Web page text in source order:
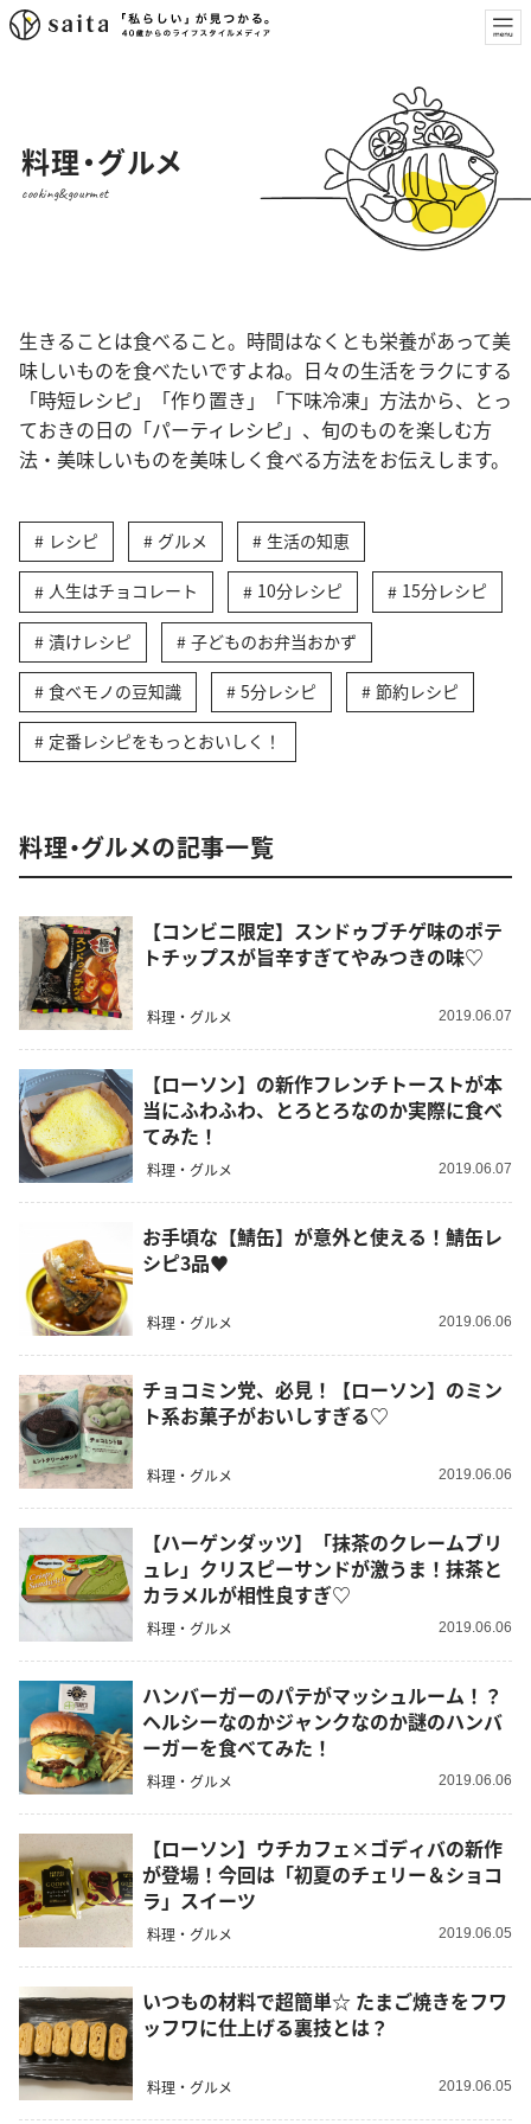
料理・グルメ
cooking&gourmet
生きることは食べること。時間はなくとも栄養があって美
味しいものを食べたいですよね。日々の生活をラクにする
「時短レシピ」「作り置き」「下味冷凍」方法から、とっ
ておきの日の「パーティレシピ」、旬のものを楽しむ方
法・美味しいものを美味しく食べる方法をお伝えします。
レシピ グルメ 生活の知恵
人生はチョコレート 10分レシピ 15分レシピ
漬けレシピ 子どものお弁当おかず
食べモノの豆知識 5分レシピ 節約レシピ
定番レシピをもっとおいしく！
料理・グルメの記事一覧
【コンビニ限定】スンドゥブチゲ味のポテ
トチップスが旨辛すぎてやみつきの味♡
料理・グルメ 2019.06.07
【ローソン】の新作フレンチトーストが本
当にふわふわ、とろとろなのか実際に食べ
てみた！
料理・グルメ 2019.06.07
お手頃な【鯖缶】が意外と使える！鯖缶レ
シピ3品♥︎︎
料理・グルメ 2019.06.06
チョコミン党、必見！【ローソン】のミン
ト系お菓子がおいしすぎる♡
料理・グルメ 2019.06.06
【ハーゲンダッツ】「抹茶のクレームブリ
ュレ」クリスピーサンドが激うま！抹茶と
カラメルが相性良すぎ♡
料理・グルメ 2019.06.06
ハンバーガーのパテがマッシュルーム！？
ヘルシーなのかジャンクなのか謎のハンバ
ーガーを食べてみた！
料理・グルメ 2019.06.06
【ローソン】ウチカフェ×ゴディバの新作
が登場！今回は「初夏のチェリー＆ショコ
ラ」スイーツ
料理・グルメ 2019.06.05
いつもの材料で超簡単☆ たまご焼きをフワ
ッフワに仕上げる裏技とは？
料理・グルメ 2019.06.05